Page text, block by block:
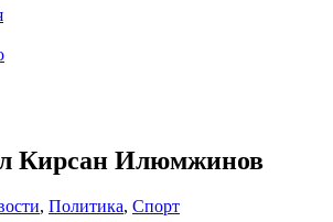
Кирсан Илюмжинов
, Политика, Спорт